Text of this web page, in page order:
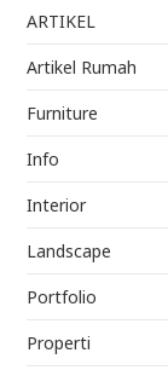
ARTIKEL
Artikel Rumah
Furniture
Info
Interior
Landscape
Portfolio
Properti